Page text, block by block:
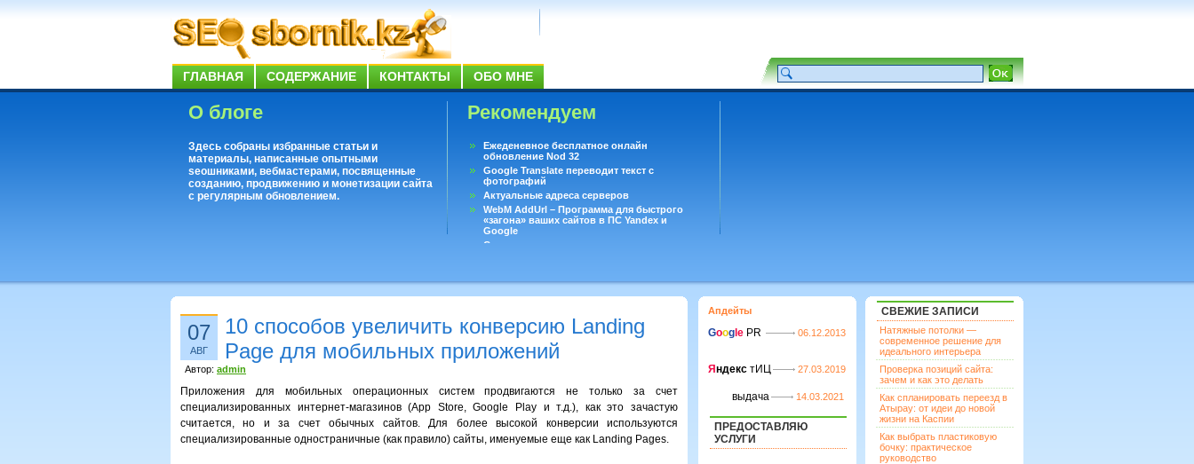
ГЛАВНАЯ СОДЕРЖАНИЕ КОНТАКТЫ ОБО МНЕ
О блоге
Здесь собраны избранные статьи и
материалы, написанные опытными
seoшниками, вебмастерами, посвященные
созданию, продвижению и монетизации сайта
с регулярным обновлением.
Рекомендуем
Ежеденевное бесплатное онлайн
обновление Nod 32
Google Translate переводит текст с
фотографий
Актуальные адреса серверов
WebM AddUrl – Программа для быстрого
«загона» ваших сайтов в ПС Yandex и
Google
Существует вопросы, на которые не может
07
АВГ
10 способов увеличить конверсию Landing
Page для мобильных приложений
Автор: admin
Приложения для мобильных операционных систем продвигаются не только за счет
специализированных интернет-магазинов (App Store, Google Play и т.д.), как это зачастую
считается, но и за счет обычных сайтов. Для более высокой конверсии используются
специализированные одностраничные (как правило) сайты, именуемые еще как Landing Pages.
Апдейты
Goog le PR 06.12.2013
Я ндекс тИЦ 27.03.2019
выдача 14.03.2021
ПРЕДОСТАВЛЯЮ
УСЛУГИ
СВЕЖИЕ ЗАПИСИ
Натяжные потолки —
современное решение для
идеального интерьера
Проверка позиций сайта:
зачем и как это делать
Как спланировать переезд в
Атырау: от идеи до новой
жизни на Каспии
Как выбрать пластиковую
бочку: практическое
руководство